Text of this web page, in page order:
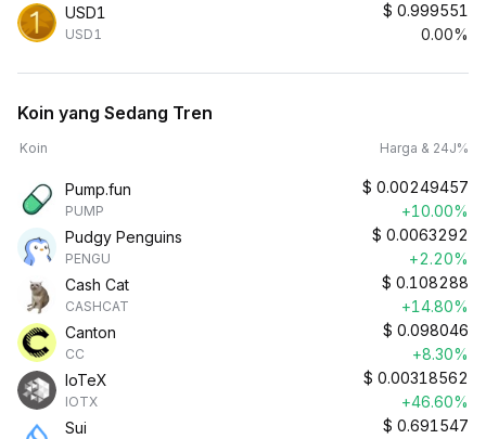
USD1
USD1
$ 0.999551
0.00%
Koin yang Sedang Tren
Koin Harga & 24J%
Pump.fun
PUMP
$ 0.00249457
+10.00%
Pudgy Penguins
PENGU
$ 0.0063292
+2.20%
Cash Cat
CASHCAT
$ 0.108288
+14.80%
Canton
CC
$ 0.098046
+8.30%
IoTeX
IOTX
$ 0.00318562
+46.60%
Sui
$ 0.691547